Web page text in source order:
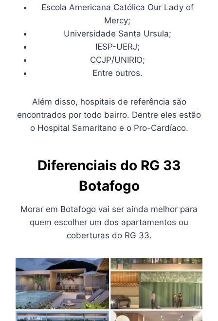
Escola Americana Católica Our Lady of
Mercy;
Universidade Santa Ursula;
IESP-UERJ;
CCJP/UNIRIO;
Entre outros.
Além disso, hospitais de referência são
encontrados por todo bairro. Dentre eles estão
o Hospital Samaritano e o Pro-Cardíaco.
Diferenciais do RG 33
Botafogo
Morar em Botafogo vai ser ainda melhor para
quem escolher um dos apartamentos ou
coberturas do RG 33.